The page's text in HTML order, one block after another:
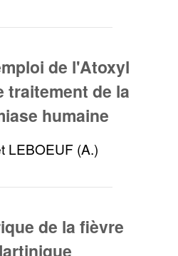
de l'Atoxyl
traitement de la
humaine
LEBOEUF (A.)
de la fièvre